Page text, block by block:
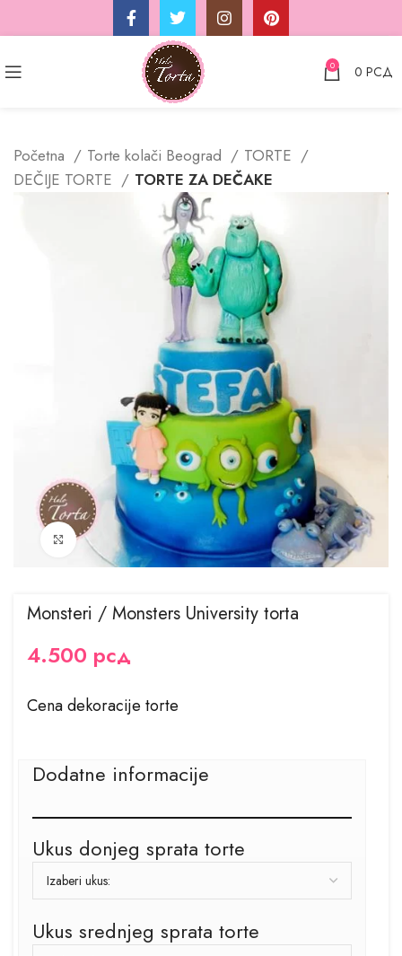
0 0 РСД
Početna Torte kolači Beograd
TORTE
DEČIJE TORTE
TORTE ZA DEČAKE
Kliknite za uvećanje
Monsteri / Monsters University torta
4.500 рсд
Cena dekoracije torte
Dodatne informacije
Ukus donjeg sprata torte
Ukus srednjeg sprata torte